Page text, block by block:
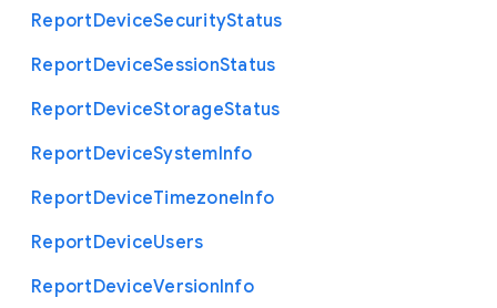
ReportDeviceSecurityStatus
ReportDeviceSessionStatus
ReportDeviceStorageStatus
ReportDeviceSystemInfo
ReportDeviceTimezoneInfo
ReportDeviceUsers
ReportDeviceVersionInfo